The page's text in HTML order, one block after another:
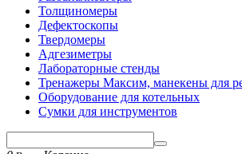
Толщиномеры
Дефектоскопы
Твердомеры
Адгезиметры
Лабораторные стенды
Тренажеры Максим, манекены для
Оборудование для котельных
Сумки для инструментов